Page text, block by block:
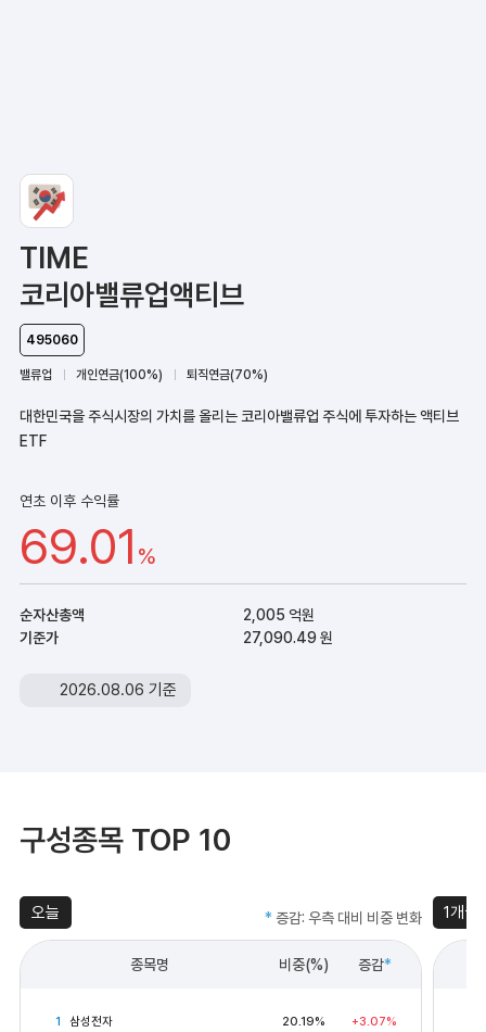
TIME
코리아밸류업액티브
495060
밸류업 개인연금(100%) 퇴직연금(70%)
대한민국을 주식시장의 가치를 올리는 코리아밸류업 주식에 투자하는 액티브
ETF
연초 이후 수익률
69.01 %
순자산총액
2,005 억원
기준가
27,090.49 원
2026.08.06 기준
구성종목 TOP 10
오늘 * 증감: 우측 대비 비중 변화
종목명 비중(%) 증감*
1 삼성전자 20.19% +3.07%
1개월